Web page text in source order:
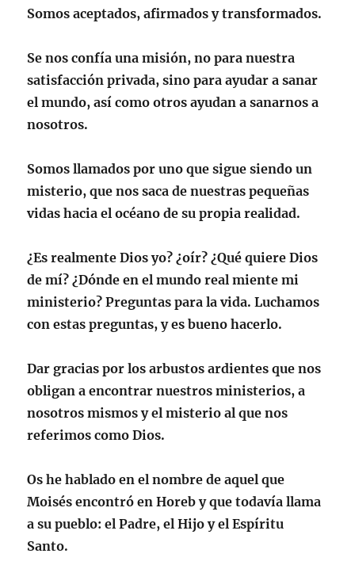
Somos aceptados, afirmados y transformados.
Se nos confía unamisión, no para nuestra
satisfacción privada, sino para ayudar a sanar
el mundo, así como otros ayudan a sanarnos a
nosotros.
Somos llamados por uno que sigue siendo un
misterio, que nos saca de nuestras pequeñas
vidas hacia el océano de su propia realidad.
¿Es realmente Dios yo? ¿oír? ¿Qué quiere Dios
de mí? ¿Dónde en el mundo real miente mi
ministerio? Preguntas para la vida. Luchamos
con estas preguntas, y es bueno hacerlo.
Dar gracias por los arbustos ardientes que nos
obligan a encontrar nuestros ministerios, a
nosotros mismos y el misterio al que nos
referimos como Dios.
Os he hablado en el nombre de aquel que
Moisés encontró en Horeb y que todavía llama
a su pueblo: el Padre, el Hijo y el Espíritu
Santo.